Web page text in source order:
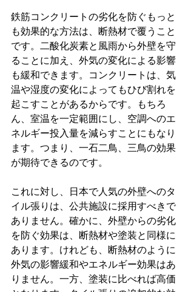
鉄筋コンクリートの劣化を防ぐもっと
も効果的な方法は、断熱材で覆うこと
です。二酸化炭素と風雨から外壁を守
ることに加え、外気の変化による影響
も緩和できます。コンクリートは、気
温や湿度の変化によってもひび割れを
起こすことがあるからです。もちろ
ん、室温を一定範囲にし、空調へのエ
ネルギー投入量を減らすことにもなり
ます。つまり、一石二鳥、三鳥の効果
が期待できるのです。
これに対し、日本で人気の外壁へのタ
イル張りは、公共施設に採用すべきで
ありません。確かに、外壁からの劣化
を防ぐ効果は、断熱材や塗装と同様に
あります。けれども、断熱材のように
外気の影響緩和やエネルギー効果はあ
りません。一方、塗装に比べれば高価